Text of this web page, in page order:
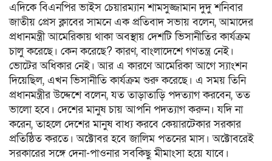
এদিকে বিএনপির ভাইস চেয়ারম্যান শামসুজ্জামান দুদু শনিবার
জাতীয় প্রেস ক্লাবের সামনে এক প্রতিবাদ সভায় বলেন, আমাদের
প্রধানমন্ত্রী আমেরিকায় থাকা অবস্থায় দেশটি ভিসানীতির কার্যক্রম
চালু করেছে। কেন করেছে? কারণ, বাংলাদেশে গণতন্ত্র নেই।
ভোটের অধিকার নেই। আর এ কারণে আমেরিকা আগে স্যাংশন
দিয়েছিল, এখন ভিসানীতি কার্যক্রম শুরু করেছে। এ সময় তিনি
প্রধানমন্ত্রীর উদ্দেশে বলেন, যত তাড়াতাড়ি পদত্যাগ করবেন, তত
ভালো হবে। দেশের মানুষ চায় আপনি পদত্যাগ করুন। যদি না
করেন, তাহলে দেশের মানুষ বাধ্য করবে কেয়ারটেকার সরকার
প্রতিষ্ঠিত করতে। অক্টোবর হবে জালিম পতনের মাস। অক্টোবরেই
সরকারের সঙ্গে দেনা-পাওনার সবকিছু মীমাংসা হয়ে যাবে।